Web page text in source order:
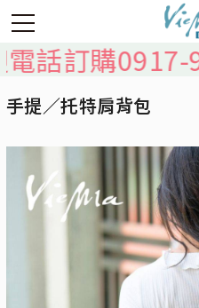
0917-904-
手提／托特肩背包